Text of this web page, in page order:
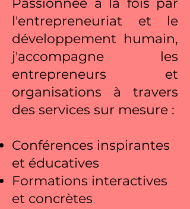
Passionnée à la fois par
l'entrepreneuriat et le
développement humain,
j'accompagne les
entrepreneurs et
organisations à travers
des services sur mesure :
Conférences inspirantes
et éducatives
Formations interactives
et concrètes